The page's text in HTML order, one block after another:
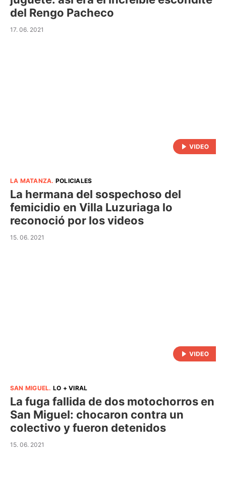
del Rengo Pacheco
17. 06. 2021
LA MATANZA. POLICIALES
La hermana del sospechoso del
femicidio en Villa Luzuriaga lo
reconoció por los videos
15. 06. 2021
SAN MIGUEL. LO + VIRAL
La fuga fallida de dos motochorros en
San Miguel: chocaron contra un
colectivo y fueron detenidos
15. 06. 2021